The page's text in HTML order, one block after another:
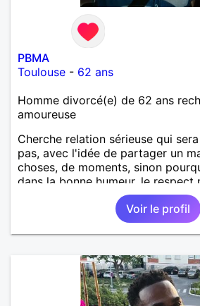
PBMA
Toulouse - 62 ans
Homme divorcé(e) de 62 ans
amoureuse
Cherche relation sérieuse qui
pas, avec l'idée de partager un
choses, de moments, sinon
dans la bonne humeur, le respect
sérieux tout ça, mais sans se
Jeu périlleux pour certains,
, la vie elle même est si sérieuse
personnes cherchant même
le verre à moitié plein en
ensemble...🤗
Voir le profil